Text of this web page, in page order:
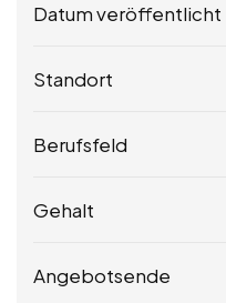
Datum veröffentlicht
Standort
Berufsfeld
Gehalt
Angebotsende